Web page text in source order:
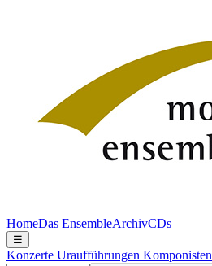
HomeDas EnsembleArchivCDs
☰
Konzerte Uraufführungen Komponisten